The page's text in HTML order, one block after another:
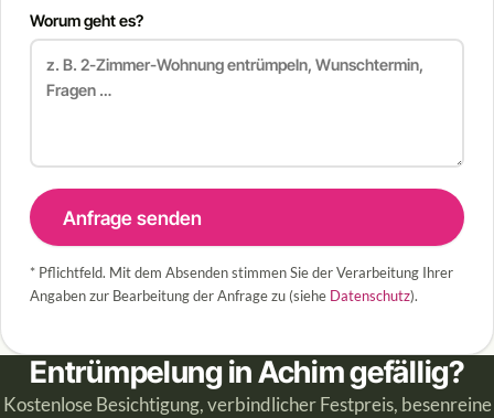
Worum geht es?
Anfrage senden
* Pflichtfeld. Mit dem Absenden stimmen Sie der Verarbeitung Ihrer
Angaben zur Bearbeitung der Anfrage zu (siehe Datenschutz).
Entrümpelung in Achim gefällig?
Kostenlose Besichtigung, verbindlicher Festpreis, besenreine